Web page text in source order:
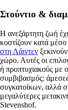
Στούντιο &
Η ανεξάρτητη ζωή
κοστίζουν κατά
στη Λάιντεν
χώρο. Αυτές οι
ή προπτυχιακούς με
συμβιβασμός:
συγκατοίκων, αλλά
μεγαλύτερες
Stevenshof.